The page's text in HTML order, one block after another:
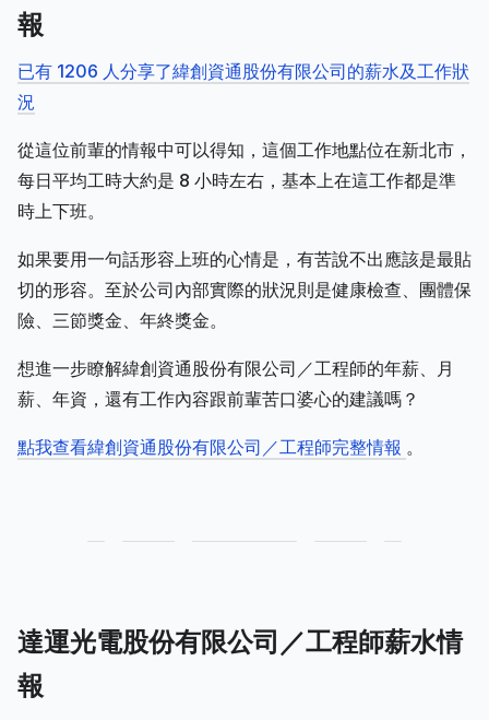
報
已有 1206 人分享了緯創資通股份有限公司的薪水及工作狀
況
從這位前輩的情報中可以得知，這個工作地點位在新北市，
每日平均工時大約是 8 小時左右，基本上在這工作都是準
時上下班。
如果要用一句話形容上班的心情是，有苦說不出應該是最貼
切的形容。至於公司內部實際的狀況則是健康檢查、團體保
險、三節獎金、年終獎金。
想進一步瞭解緯創資通股份有限公司／工程師的年薪、月
薪、年資，還有工作內容跟前輩苦口婆心的建議嗎？
點我查看緯創資通股份有限公司／工程師完整情報 。
達運光電股份有限公司／工程師薪水情
報